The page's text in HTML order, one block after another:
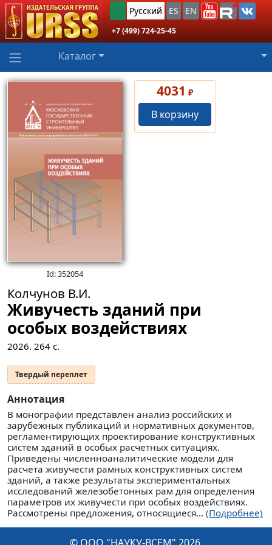
Русский ES EN
+7 (499) 724-25-45
Каталог
Id: 352054
4031 ₽
В корзину
Колчунов В.И.
Живучесть зданий при
особых воздействиях
2026. 264 с.
Твердый переплет
Аннотация
В монографии представлен анализ российских и
зарубежных публикаций и нормативных документов,
регламентирующих проектирование конструктивных
систем зданий в особых расчетных ситуациях.
Приведены численноаналитические модели для
расчета живучести рамных конструктивных систем
зданий, а также результаты экспериментальных
исследований железобетонных рам для определения
параметров их живучести при особых воздействиях.
Рассмотрены предложения, относящиеся... (Подробнее)